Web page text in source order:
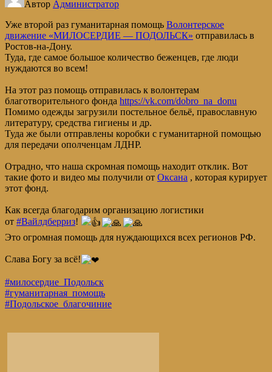
Автор Администратор
Уже второй раз гуманитарная помощь Волонтерское
движение «МИЛОСЕРДИЕ — ПОДОЛЬСК» отправилась в
Ростов-на-Дону.
Туда, где самое большое количество беженцев, где люди
нуждаются во всем!
На этот раз помощь отправилась к волонтерам
благотворительного фонда https://vk.com/dobro_na_donu
Помимо одежды загрузили постельное бельё, православную
литературу, средства гигиены и др.
Туда же были отправлены коробки с гуманитарной помощью
для передачи ополченцам ЛДНР.
Отрадно, что наша скромная помощь находит отклик. Вот
такие фото и видео мы получили от Оксана , которая курирует
этот фонд.
Как всегда благодарим организацию логистики
от #Вайлдберриз!
Это огромная помощь для нуждающихся всех регионов РФ.
Слава Богу за всё!
#милосердие_Подольск
#гуманитарная_помощь
#Подольское_благочиние